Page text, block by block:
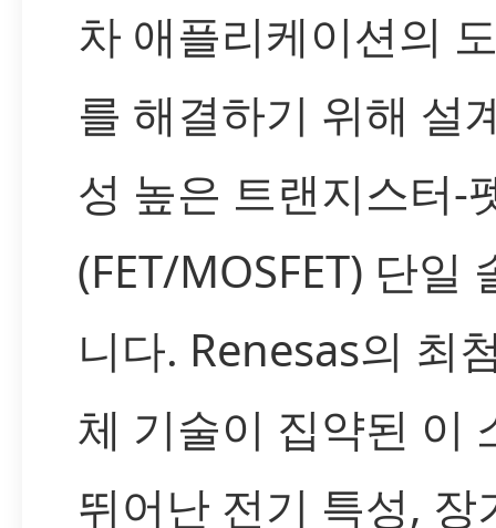
차 애플리케이션의
를 해결하기 위해 설
성 높은 트랜지스터-
(FET/MOSFET) 단일
니다. Renesas의 최
체 기술이 집약된 이
뛰어난 전기 특성, 장